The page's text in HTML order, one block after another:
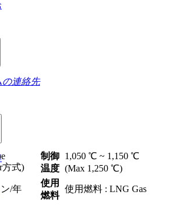
の連絡先
方式)
制御
温度
1,050 ℃ ~ 1,150 ℃
(Max 1,250 ℃)
/年
使用
燃料
使用燃料 : LNG Gas